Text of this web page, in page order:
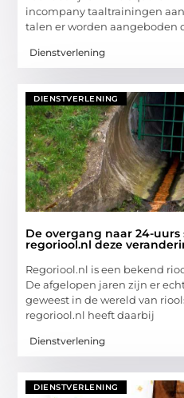
incompany taaltrainingen
talen er worden aangeboden
Dienstverlening
DIENSTVERLENING
De overgang naar 24-uurs
regoriool.nl deze
Regoriool.nl is een bekend
De afgelopen jaren zijn er
geweest in de wereld van
regoriool.nl heeft daarbij
Dienstverlening
DIENSTVERLENING